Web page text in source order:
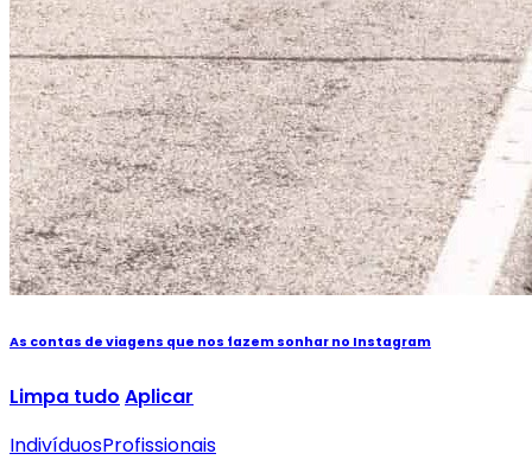
As contas de viagens que nos fazem sonhar no Instagram
Limpa tudo Aplicar
IndivíduosProfissionais